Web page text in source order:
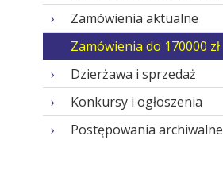
Zamówienia aktualne
Zamówienia do 170000 zł
Dzierżawa i sprzedaż
Konkursy i ogłoszenia
Postępowania archiwalne